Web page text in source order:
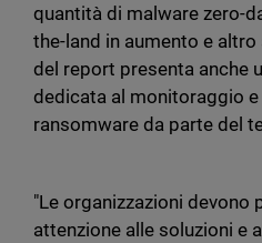
quantità di malware zero-
the-land in aumento e
del report presenta anche
dedicata al monitoraggio
ransomware da parte del
"Le organizzazioni devono
attenzione alle soluzioni e